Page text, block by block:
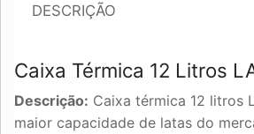
DESCRIÇÃO
Caixa Térmica 12 Litros
Descrição: Caixa térmica 12 litros
maior capacidade de latas do